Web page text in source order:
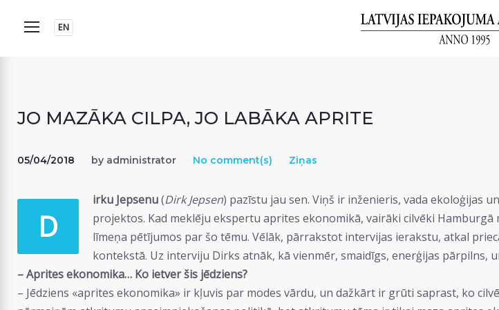
EN
JO MAZĀKA CILPA, JO LABĀKA APRITE
05/04/2018 by administrator No comment(s) Ziņas
D
irku Jepsenu(Dirk Jepsen) pazīstu jau sen. Viņš ir inženieris, vada ekoloģijas
projektos. Kad meklēju ekspertu aprites ekonomikā, vairāki cilvēki
līmeņa pētījumos par šo tēmu. Vēlāk, pārrakstot intervijas ierakstu, atkal
kontekstā. Uz interviju Dirks atnāk, kā vienmēr, smaidīgs, enerģijas pārpilns,
– Aprites ekonomika… Ko ietver šis jēdziens?
– Jēdziens «aprites ekonomika» ir kļuvis par modes vārdu, un dažkārt ir grūti saprast, ko